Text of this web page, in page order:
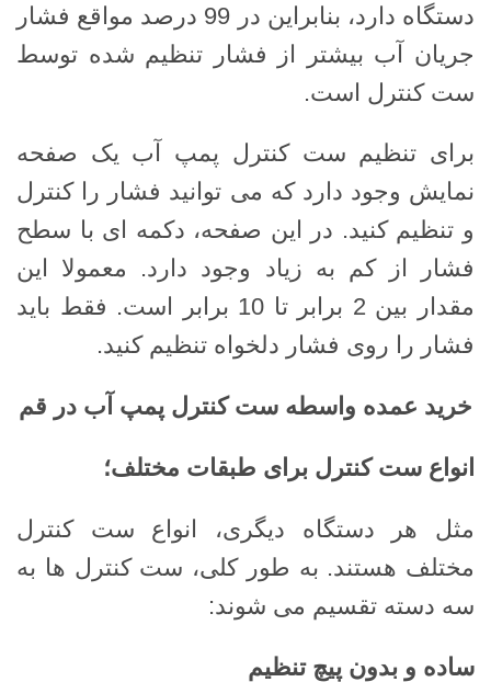
دستگاه دارد، بنابراین در 99 درصد مواقع فشار
جریان آب بیشتر از فشار تنظیم شده توسط
ست کنترل است.
برای تنظیم ست کنترل پمپ آب یک صفحه
نمایش وجود دارد که می توانید فشار را کنترل
و تنظیم کنید. در این صفحه، دکمه ای با سطح
فشار از کم به زیاد وجود دارد. معمولا این
مقدار بین 2 برابر تا 10 برابر است. فقط باید
فشار را روی فشار دلخواه تنظیم کنید.
خرید عمده واسطه ست کنترل پمپ آب در قم
انواع ست کنترل برای طبقات مختلف؛
مثل هر دستگاه دیگری، انواع ست کنترل
مختلف هستند. به طور کلی، ست کنترل ها به
سه دسته تقسیم می شوند:
ساده و بدون پیچ تنظیم